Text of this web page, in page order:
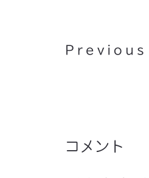
Previous
コメント